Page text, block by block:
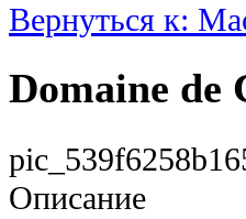
Вернуться к:
Domaine de
Описание